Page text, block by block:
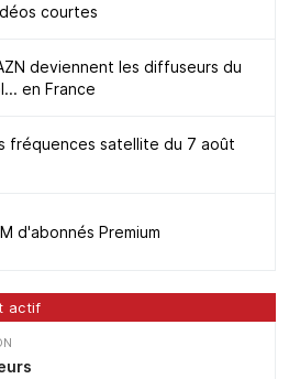
courtes
deviennent les diffuseurs du
en France
fréquences satellite du 7 août
d'abonnés Premium
actif